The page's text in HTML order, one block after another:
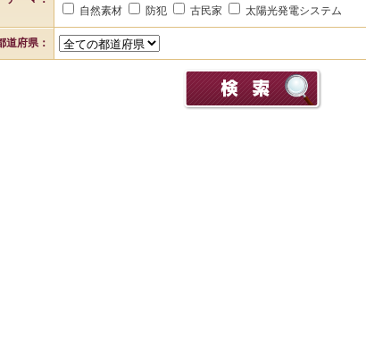
自然素材
防犯 古民家 太陽光発電システム
道府県：